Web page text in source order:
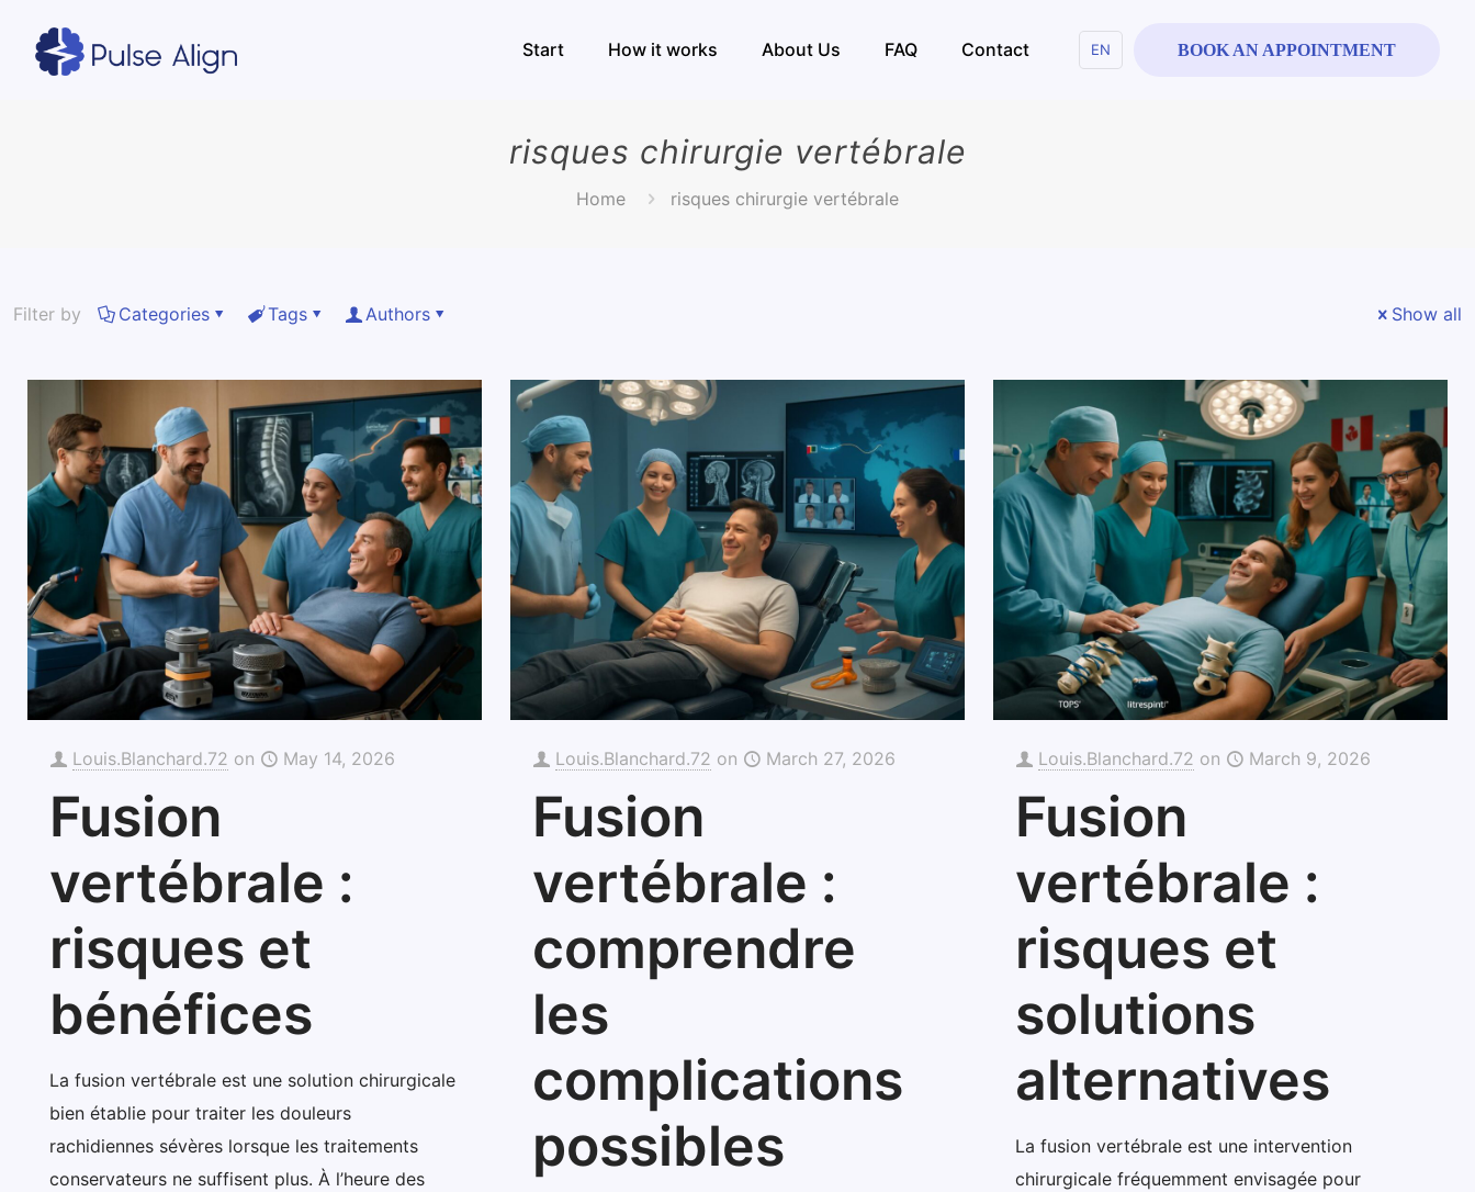
Start How it works About Us FAQ Contact EN BOOK AN APPOINTMENT
risques chirurgie vertébrale
Home risques chirurgie vertébrale
Filter by Categories Tags Authors Show all
Louis.Blanchard.72 on May 14, 2026
Fusion
vertébrale :
risques et
bénéfices
La fusion vertébrale est une solution chirurgicale
bien établie pour traiter les douleurs
rachidiennes sévères lorsque les traitements
conservateurs ne suffisent plus. À l’heure des
Louis.Blanchard.72 on March 27, 2026
Fusion
vertébrale :
comprendre
les
complications
possibles
Louis.Blanchard.72 on March 9, 2026
Fusion
vertébrale :
risques et
solutions
alternatives
La fusion vertébrale est une intervention
chirurgicale fréquemment envisagée pour